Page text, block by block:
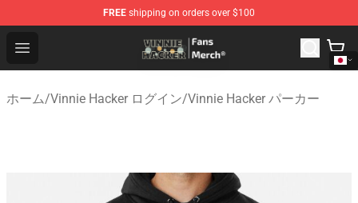
FREE shipping on orders over $100
Open menu
Vinnie Hacker Store - Official Vinnie Hacker Merchandise
ホーム/Vinnie Hacker ログイン/Vinnie Hacker パーカー